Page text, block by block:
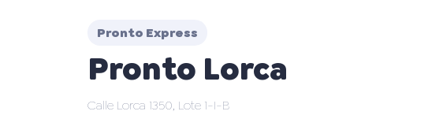
Pronto Express
Pronto Lorca
Calle Lorca 1350, Lote 1-I-B